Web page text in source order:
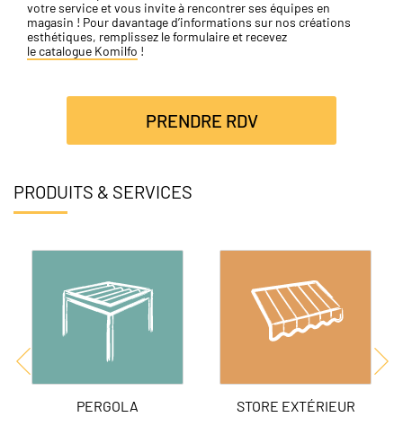
votre service et vous invite à rencontrer ses équipes en
magasin ! Pour davantage d’informations sur nos créations
esthétiques, remplissez le formulaire et recevez
le catalogue Komilfo !
PRENDRE RDV
PRODUITS & SERVICES
PERGOLA STORE EXTÉRIEUR